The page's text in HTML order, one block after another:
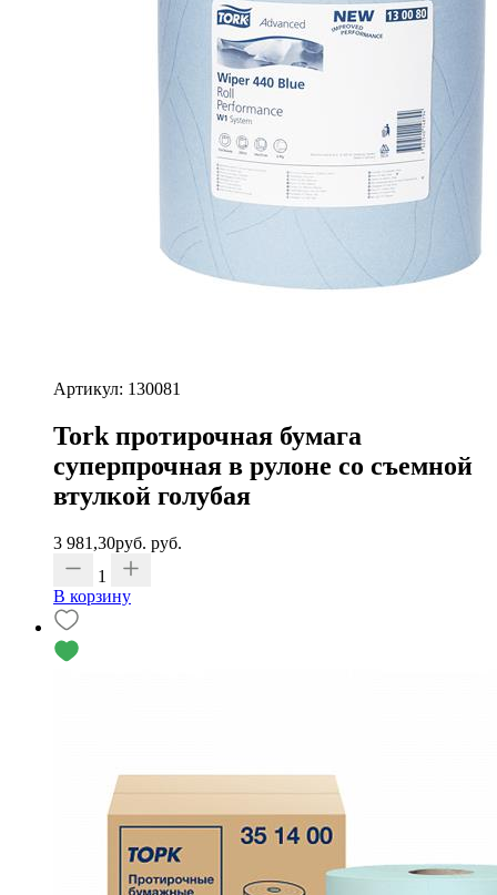
Артикул: 130081
Tork протирочная бумага
суперпрочная в рулоне со съемной
втулкой голубая
3 981,30руб. руб.
1
В корзину